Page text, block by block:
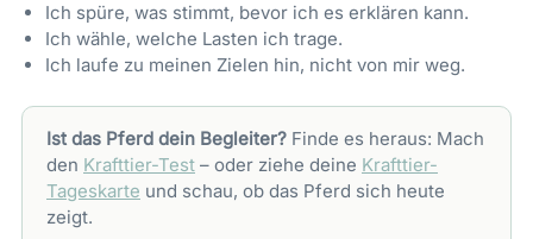
Ich spüre, was stimmt, bevor ich es erklären kann.
Ich wähle, welche Lasten ich trage.
Ich laufe zu meinen Zielen hin, nicht von mir weg.
Ist das Pferd dein Begleiter? Finde es heraus: Mach
den Krafttier-Test – oder ziehe deine Krafttier-
Tageskarte und schau, ob das Pferd sich heute
zeigt.